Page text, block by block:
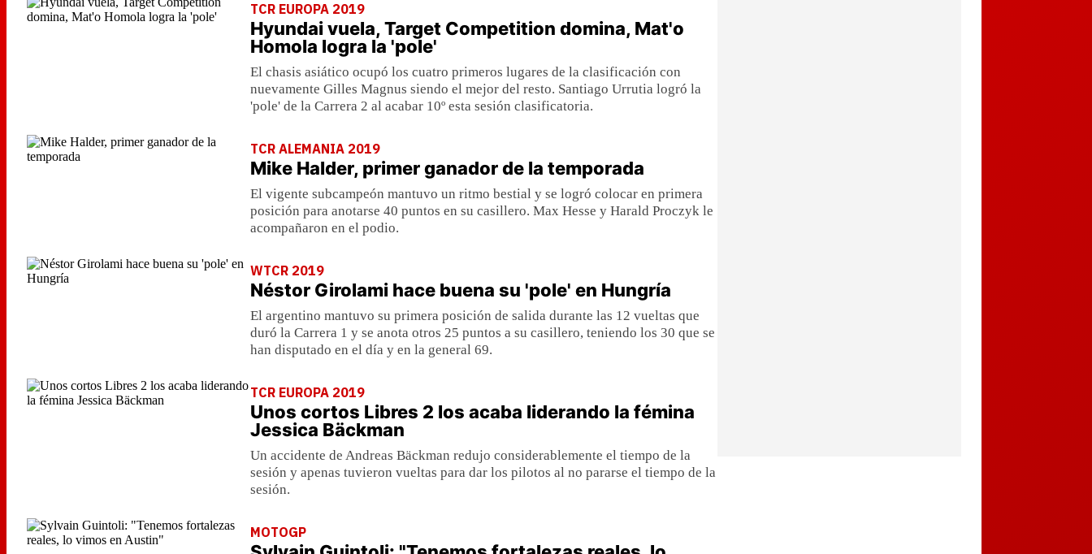
TCR EUROPA 2019
Hyundai vuela, Target Competition domina, Mat'o
Homola logra la 'pole'
El chasis asiático ocupó los cuatro primeros lugares de la clasificación con
nuevamente Gilles Magnus siendo el mejor del resto. Santiago Urrutia logró la
'pole' de la Carrera 2 al acabar 10º esta sesión clasificatoria.
TCR ALEMANIA 2019
Mike Halder, primer ganador de la temporada
El vigente subcampeón mantuvo un ritmo bestial y se logró colocar en primera
posición para anotarse 40 puntos en su casillero. Max Hesse y Harald Proczyk le
acompañaron en el podio.
WTCR 2019
Néstor Girolami hace buena su 'pole' en Hungría
El argentino mantuvo su primera posición de salida durante las 12 vueltas que
duró la Carrera 1 y se anota otros 25 puntos a su casillero, teniendo los 30 que se
han disputado en el día y en la general 69.
TCR EUROPA 2019
Unos cortos Libres 2 los acaba liderando la fémina
Jessica Bäckman
Un accidente de Andreas Bäckman redujo considerablemente el tiempo de la
sesión y apenas tuvieron vueltas para dar los pilotos al no pararse el tiempo de la
sesión.
MOTOGP